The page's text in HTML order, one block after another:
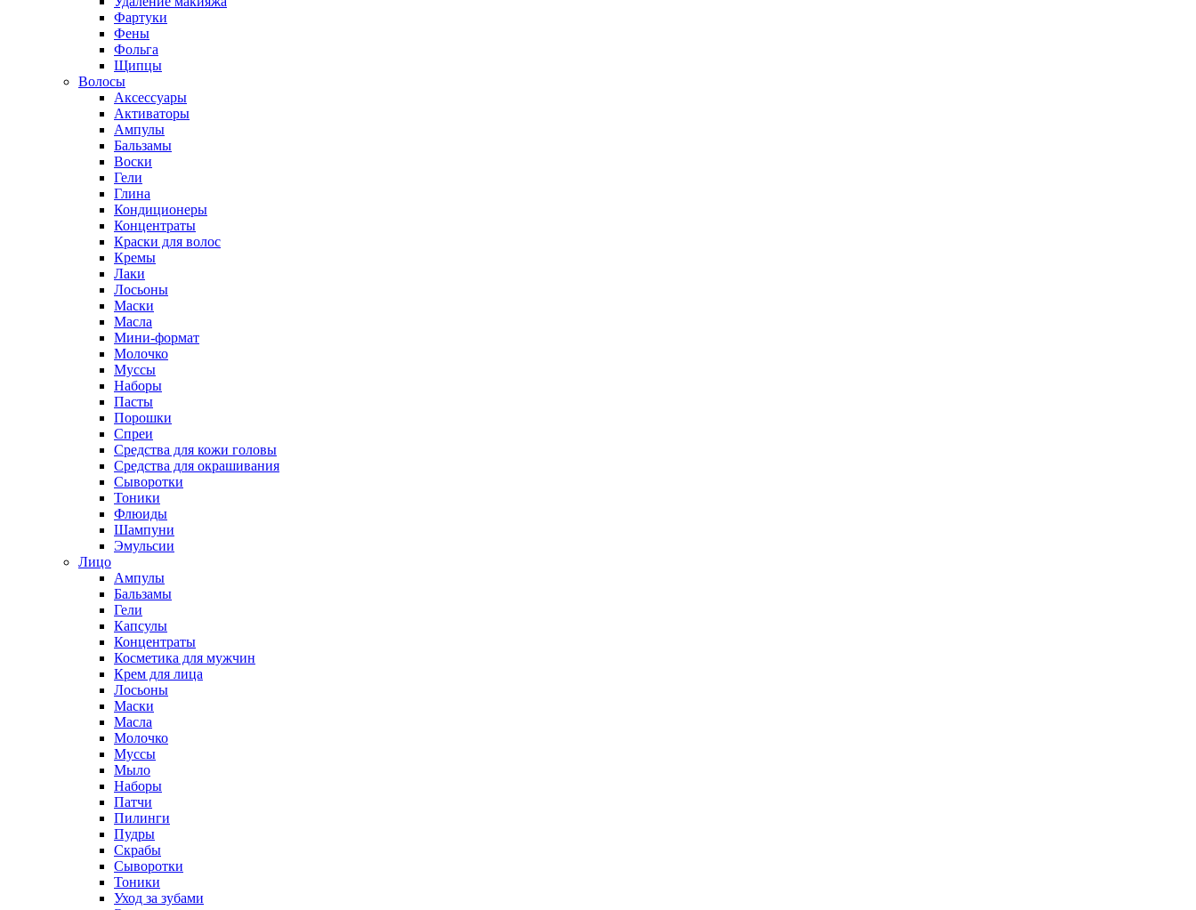
Фартуки
Фены
Фольга
Щипцы
Волосы
Аксессуары
Активаторы
Ампулы
Бальзамы
Воски
Гели
Глина
Кондиционеры
Концентраты
Краски для волос
Кремы
Лаки
Лосьоны
Маски
Масла
Мини-формат
Молочко
Муссы
Наборы
Пасты
Порошки
Спреи
Средства для кожи головы
Средства для окрашивания
Сыворотки
Тоники
Флюиды
Шампуни
Эмульсии
Лицо
Ампулы
Бальзамы
Гели
Капсулы
Концентраты
Косметика для мужчин
Крем для лица
Лосьоны
Маски
Масла
Молочко
Муссы
Мыло
Наборы
Патчи
Пилинги
Пудры
Скрабы
Сыворотки
Тоники
Уход за зубами